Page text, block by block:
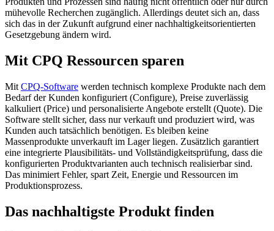
mühevolle Recherchen zugänglich. Allerdings deutet sich an, dass
sich das in der Zukunft aufgrund einer nachhaltigkeitsorientierten
Gesetzgebung ändern wird.
Mit CPQ Ressourcen sparen
Mit CPQ-Software werden technisch komplexe Produkte nach dem
Bedarf der Kunden konfiguriert (Configure), Preise zuverlässig
kalkuliert (Price) und personalisierte Angebote erstellt (Quote). Die
Software stellt sicher, dass nur verkauft und produziert wird, was
Kunden auch tatsächlich benötigen. Es bleiben keine
Massenprodukte unverkauft im Lager liegen. Zusätzlich garantiert
eine integrierte Plausibilitäts- und Vollständigkeitsprüfung, dass die
konfigurierten Produktvarianten auch technisch realisierbar sind.
Das minimiert Fehler, spart Zeit, Energie und Ressourcen im
Produktionsprozess.
Das nachhaltigste Produkt finden